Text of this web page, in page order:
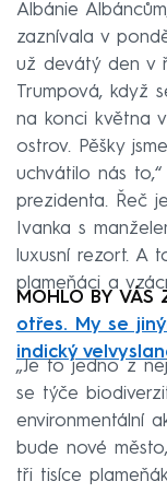
Albánie
zaznívala v
už devátý den v
Trumpová, když
na konci května
ostrov. Pěšky
uchvátilo nás
prezidenta. Řeč
Ivanka s
luxusní rezort. A
plameňáci a
MOHLO BY VÁS
otřes. My se
indický
„Je to jedno z
se týče
environmentální
bude nové
tři tisíce